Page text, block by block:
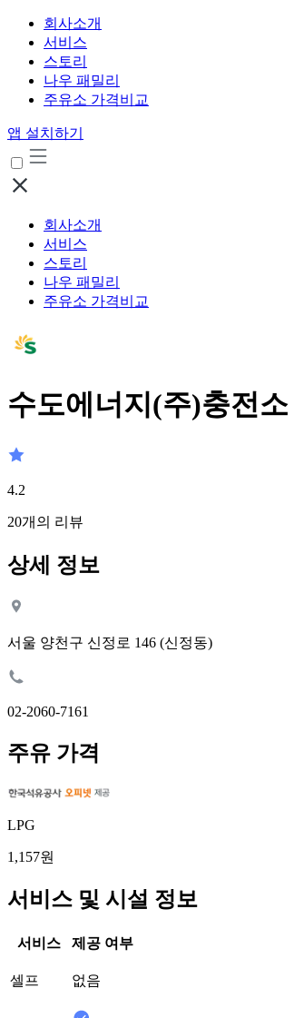
회사소개
서비스
스토리
나우 패밀리
주유소 가격비교
앱 설치하기
회사소개
서비스
스토리
나우 패밀리
주유소 가격비교
수도에너지(주)충전소
4.2
20개의 리뷰
상세 정보
서울 양천구 신정로 146 (신정동)
02-2060-7161
주유 가격
LPG
1,157원
서비스 및 시설 정보
서비스 제공 여부
셀프 없음